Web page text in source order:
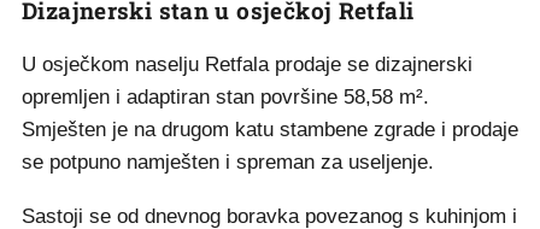
Dizajnerski stan u osječkoj Retfali
U osječkom naselju Retfala prodaje se dizajnerski
opremljen i adaptiran stan površine 58,58 m².
Smješten je na drugom katu stambene zgrade i prodaje
se potpuno namješten i spreman za useljenje.
Sastoji se od dnevnog boravka povezanog s kuhinjom i